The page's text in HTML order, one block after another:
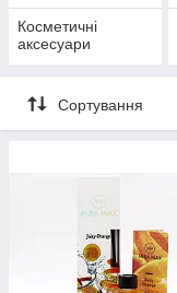
Косметичні
аксесуари
Сортування